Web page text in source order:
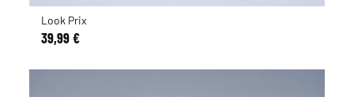
Look Prix
39,99 €